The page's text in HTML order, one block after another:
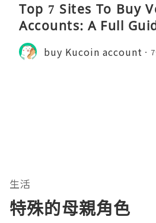
Top 7 Sites To Buy
Accounts: A Full
buy Kucoin account
生活
特殊的母親角色